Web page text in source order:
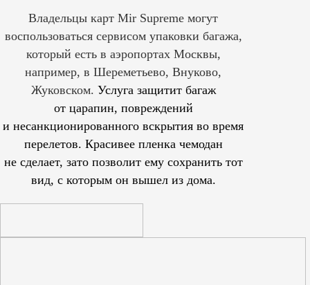
Владельцы карт Mir Supreme могут
воспользоваться сервисом упаковки багажа,
который есть в аэропортах Москвы,
например, в Шереметьево, Внуково,
Жуковском. Услуга защитит багаж
от царапин, повреждений
и несанкционированного вскрытия во время
перелетов. Красивее пленка чемодан
не сделает, зато позволит ему сохранить тот
вид, с которым он вышел из дома.